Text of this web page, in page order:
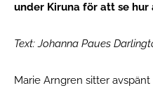
under Kiruna för att se
Text: Johanna Paues
Marie Arngren sitter